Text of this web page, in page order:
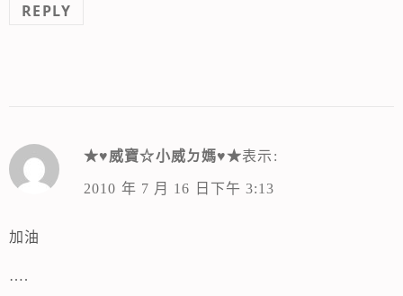
REPLY
★♥威寶☆小威ㄉ媽♥★表示:
2010 年 7 月 16 日下午 3:13
加油
….